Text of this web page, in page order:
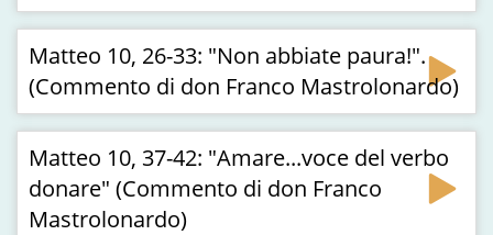
Matteo 10, 26-33: "Non abbiate paura!".
(Commento di don Franco Mastrolonardo)
Matteo 10, 37-42: "Amare...voce del verbo
donare" (Commento di don Franco
Mastrolonardo)